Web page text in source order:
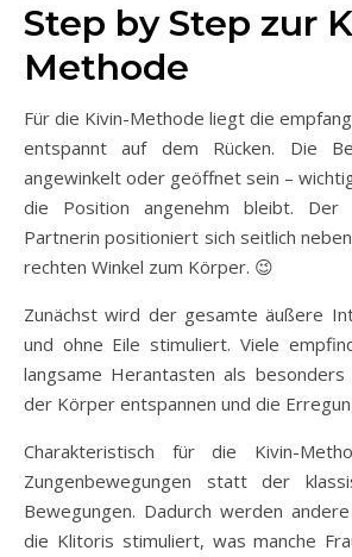
Step by Step zur
Methode
Für die Kivin-Methode liegt die
entspannt auf dem Rücken. Die
angewinkelt oder geöffnet sein –
die Position angenehm bleibt.
Partnerin positioniert sich seitlich
rechten Winkel zum Körper. 😉
Zunächst wird der gesamte äußere
und ohne Eile stimuliert. Viele
langsame Herantasten als
der Körper entspannen und die
Charakteristisch für die Kivin-
Zungenbewegungen statt der
Bewegungen. Dadurch werden
die Klitoris stimuliert, was manche